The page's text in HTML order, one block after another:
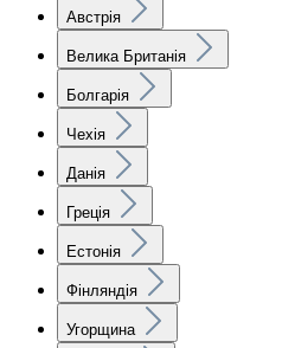
Австрія
Велика Британія
Болгарія
Чехія
Данія
Греція
Естонія
Фінляндія
Угорщина